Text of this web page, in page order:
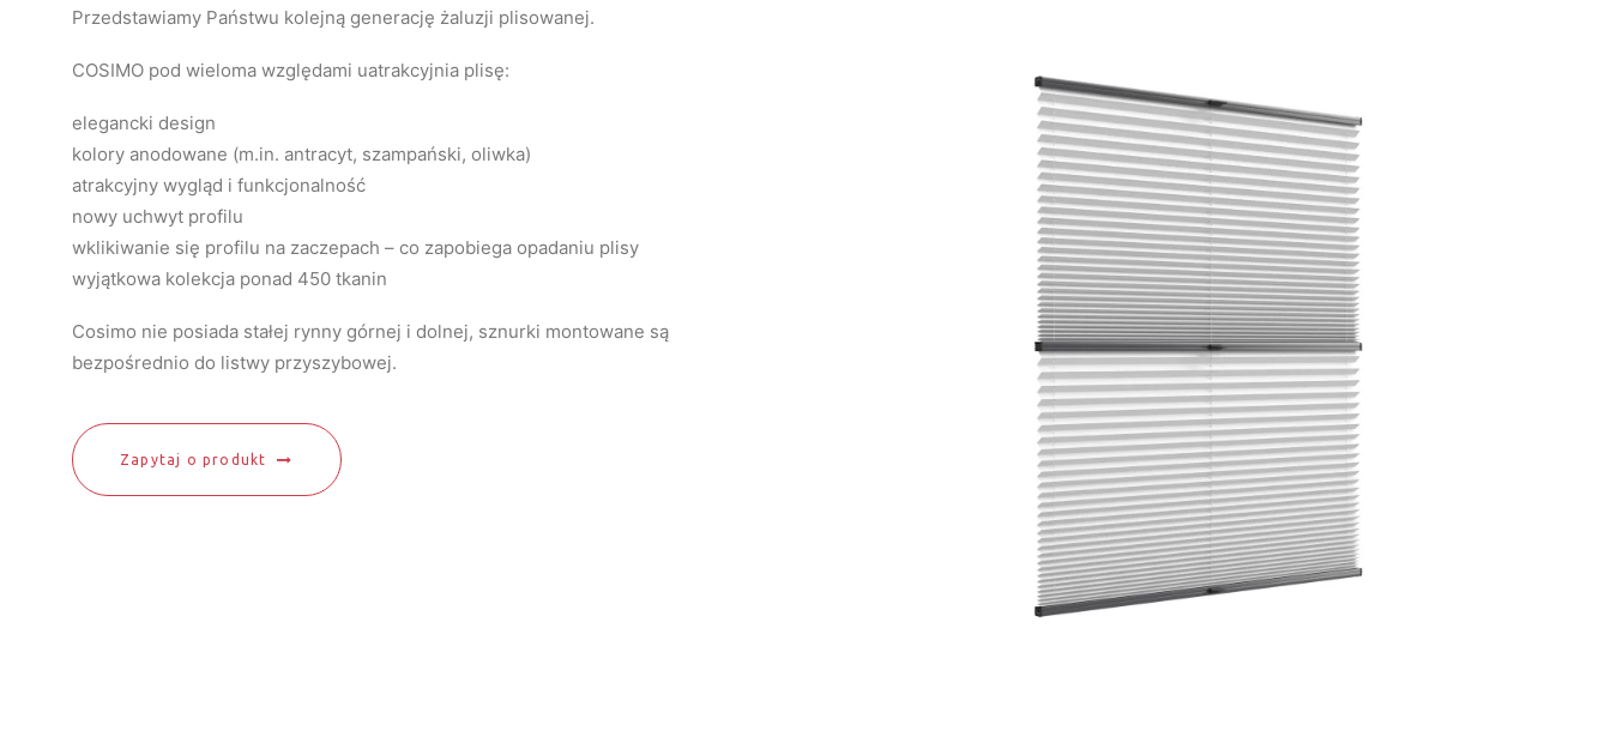
Przedstawiamy Państwu kolejną generację żaluzji plisowanej.
COSIMO pod wieloma względami uatrakcyjnia plisę:
elegancki design
kolory anodowane (m.in. antracyt, szampański, oliwka)
atrakcyjny wygląd i funkcjonalność
nowy uchwyt profilu
wklikiwanie się profilu na zaczepach – co zapobiega opadaniu plisy
wyjątkowa kolekcja ponad 450 tkanin
Cosimo nie posiada stałej rynny górnej i dolnej, sznurki montowane są
bezpośrednio do listwy przyszybowej.
Zapytaj o produkt